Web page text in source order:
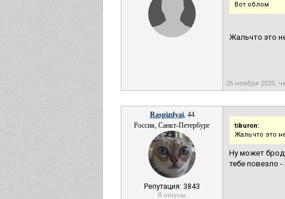
Вот облом
Жальчто это
26 ноября 2020,
Raspizdyai, 44
Россия, Санкт-Петербург
Репутация: 3843
В отпуске
tiburon:
Жальчто это
Ну может
тебе повезло